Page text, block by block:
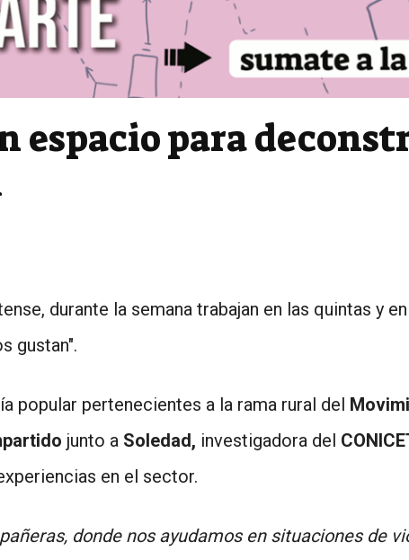
espacio para
durante la semana trabajan en las quintas y
gustan".
popular pertenecientes a la rama rural del
junto a Soledad, investigadora del
en el sector.
donde nos ayudamos en situaciones de